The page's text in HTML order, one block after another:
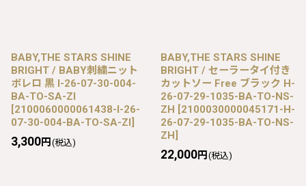
BABY,THE STARS SHINE
BRIGHT / BABY刺繍ニット
ボレロ 黒 I-26-07-30-004-
BA-TO-SA-ZI
[2100060000061438-I-26-
07-30-004-BA-TO-SA-ZI]
3,300円 (税込)
BABY,THE STARS SHINE
BRIGHT / セーラータイ付き
カットソー Free ブラック H-
26-07-29-1035-BA-TO-NS-
ZH [2100030000045171-H-
26-07-29-1035-BA-TO-NS-
ZH]
22,000円 (税込)